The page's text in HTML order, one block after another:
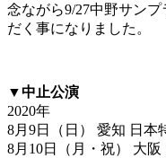
念ながら9/27中野サン
だく事になりました。
▼中止公演
2020年
8月9日（日） 愛知 日本
8月10日（月・祝） 大